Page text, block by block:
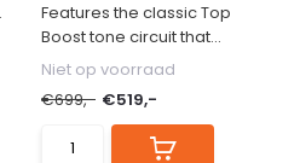
Features the classic Top
Boost tone circuit that...
Niet op voorraad
€699,- €519,-